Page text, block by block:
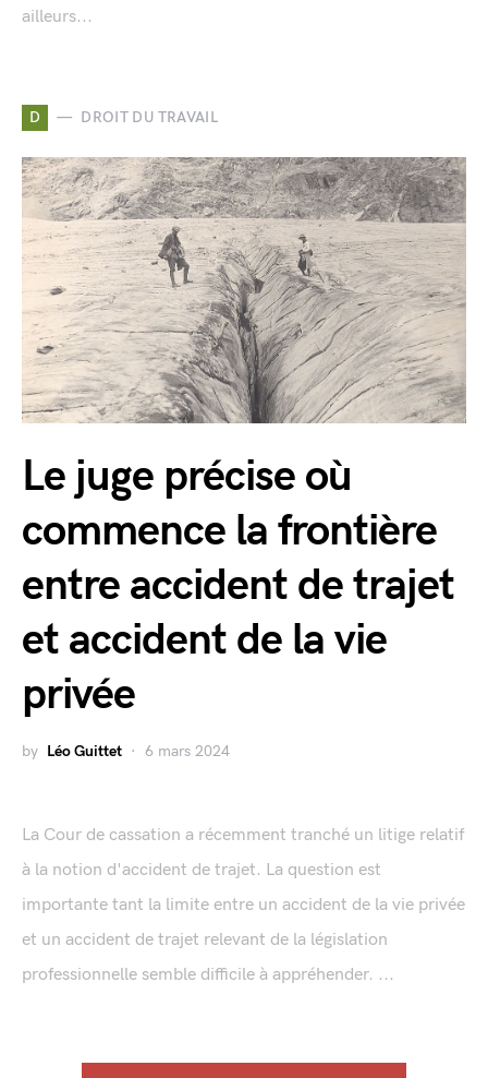
ailleurs...
D DROIT DU TRAVAIL
Le juge précise où
commence la frontière
entre accident de trajet
et accident de la vie
privée
by Léo Guittet 6 mars 2024
La Cour de cassation a récemment tranché un litige relatif
à la notion d'accident de trajet. La question est
importante tant la limite entre un accident de la vie privée
et un accident de trajet relevant de la législation
professionnelle semble difficile à appréhender. ...